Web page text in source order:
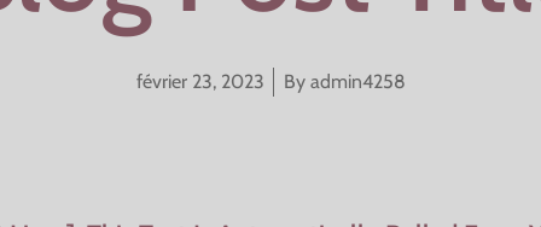
février 23, 2023 Byadmin4258